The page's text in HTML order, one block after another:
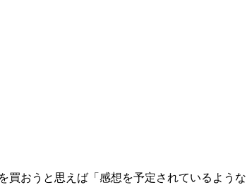
うと思えば「感想を予定されているよう